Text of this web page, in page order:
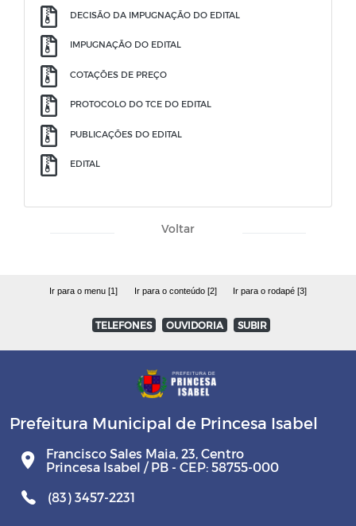
DECISÃO DA IMPUGNAÇÃO DO EDITAL
IMPUGNAÇÃO DO EDITAL
COTAÇÕES DE PREÇO
PROTOCOLO DO TCE DO EDITAL
PUBLICAÇÕES DO EDITAL
EDITAL
Voltar
Ir para o menu [1] Ir para o conteúdo [2] Ir para o rodapé [3]
TELEFONES OUVIDORIA SUBIR
Prefeitura Municipal de Princesa Isabel
Francisco Sales Maia, 23, Centro
Princesa Isabel / PB - CEP: 58755-000
(83) 3457-2231